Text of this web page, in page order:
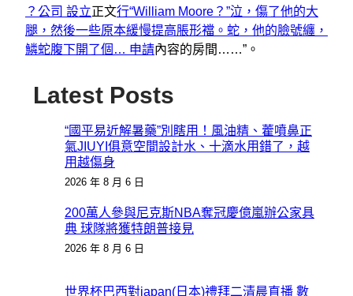
？公司 設立正文行“William Moore？”泣，傷了他的大
腿，然後一些原本緩慢提高脹形襠。蛇，他的臉號纏，
鱗蛇腹下開了個… 申請內容的房間……”。
Latest Posts
“國平易近解暑藥”別瞎用！風油精、藿噴鼻正
氣JIUYI俱意空間設計水、十滴水用錯了，越
用越傷身
2026 年 8 月 6 日
200萬人參與尼克斯NBA奪冠慶億嵐辦公家具
典 球隊將獲特朗普接見
2026 年 8 月 6 日
世界杯巴西對japan(日本)禮拜二清晨直播 數